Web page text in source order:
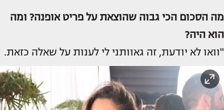
מה הסכום הכי גבוה שהוצאת על פריט אופנה? ומה
הוא היה?
"וואו לא יודעת, זה גאוותני לי לענות על שאלה כזאת.